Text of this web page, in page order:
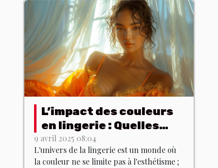
L’impact des couleurs
en lingerie : Quelles
teintes choisir pour
quel effet ?
9 avril 2025 08:04
L'univers de la lingerie est un monde où
la couleur ne se limite pas à l'esthétisme ;